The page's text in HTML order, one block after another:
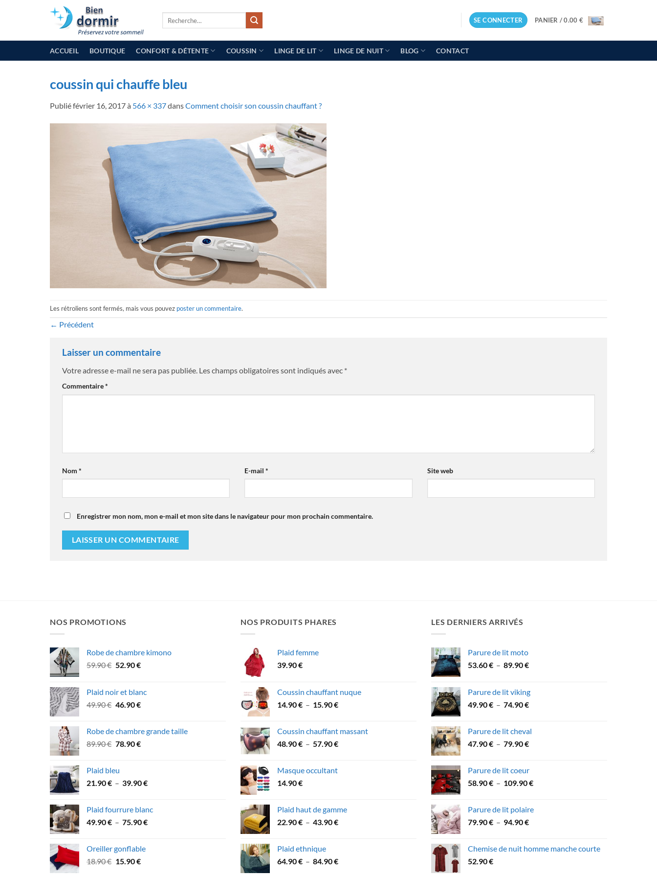
SE CONNECTER PANIER /0.00 €
ACCUEIL BOUTIQUE CONFORT & DÉTENTE COUSSIN LINGE DE LIT LINGE DE NUIT BLOG CONTACT
coussin qui chauffe bleu
Publiéfévrier 16, 2017à 566 × 337dansComment choisir son coussin chauffant ?
Les rétroliens sont fermés, mais vous pouvez poster un commentaire.
← Précédent
Laisser un commentaire
Votre adresse e-mail ne sera pas publiée. Les champs obligatoires sont indiqués avec *
Commentaire*
Nom * E-mail* Site web
Enregistrer mon nom, mon e-mail et mon site dans le navigateur pour mon prochain commentaire.
NOS PROMOTIONS
Robe de chambre kimono
59.90€ Le
était :
59.90 €.
52.90€Le
est :
52.90 €.
Plaid noir et blanc
49.90€ Le
était :
49.90 €.
46.90€Le
est :
46.90 €.
Robe de chambre grande taille
89.90€ Le
était :
89.90 €.
78.90€Le
78.90 €.
Plaid bleu
21.90€ – 39.90€Plage
21.90 €
à
Plaid fourrure blanc
49.90€ – 75.90€Plage
Oreiller gonflable
18.90€ Le
15.90€Le
NOS PRODUITS PHARES
Plaid femme
39.90€
Coussin chauffant nuque
14.90€ – 15.90€Plage
14.90 €
à
Coussin chauffant massant
48.90€ – 57.90€Plage
Masque occultant
14.90€
Plaid haut de gamme
22.90€ – 43.90€Plage
à
Plaid ethnique
64.90€ – 84.90€Plage
LES DERNIERS ARRIVÉS
Parure de lit moto
53.60€ – 89.90€Plage
53.60 €
à
Parure de lit viking
49.90€ – 74.90€Plage
49.90 €
à
Parure de lit cheval
47.90€ – 79.90€Plage
à
Parure de lit coeur
58.90€ – 109.90€Plage
58.90 €
Parure de lit polaire
79.90€ – 94.90€Plage
79.90 €
Chemise de nuit homme manche courte
52.90€